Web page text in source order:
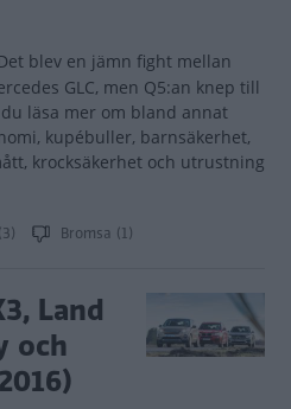
blev en jämn fight mellan
GLC, men Q5:an knep till
läsa mer om bland annat
kupébuller, barnsäkerhet,
krocksäkerhet och utrustning
Bromsa (1)
Land
och